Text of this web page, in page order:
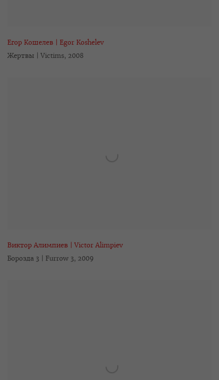
Егор Кошелев | Egor Koshelev
Жертвы | Victims, 2008
Виктор Алимпиев | Victor Alimpiev
Борозда 3 | Furrow 3, 2009